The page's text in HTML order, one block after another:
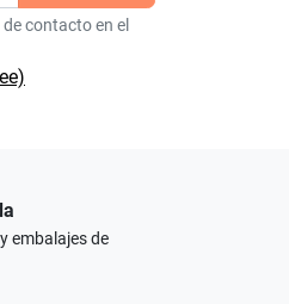
contacto en el
embalajes de